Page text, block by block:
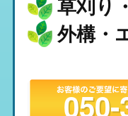
草刈り
外構・